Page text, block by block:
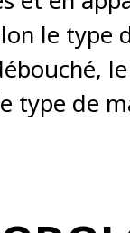
le type
type de